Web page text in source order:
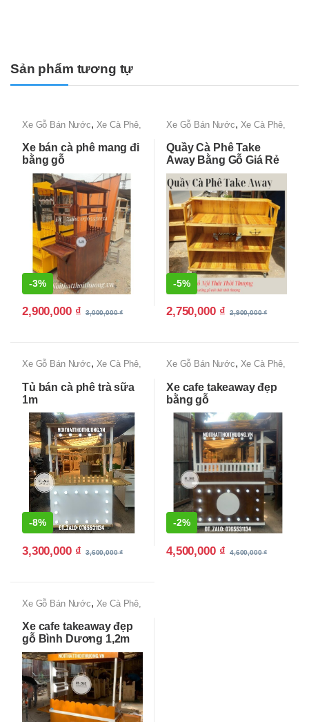
Sản phẩm tương tự
Xe Gỗ Bán Nước, Xe Cà Phê,
Xe bán cà phê mang đi
bằng gỗ
-3%
2,900,000 ₫ 3,000,000₫
Xe Gỗ Bán Nước, Xe Cà Phê,
Quầy Cà Phê Take
Away Bằng Gỗ Giá Rẻ
-5%
2,750,000 ₫ 2,900,000₫
Xe Gỗ Bán Nước, Xe Cà Phê,
Tủ bán cà phê trà sữa
1m
-8%
3,300,000 ₫ 3,600,000₫
Xe Gỗ Bán Nước, Xe Cà Phê,
Xe cafe takeaway đẹp
bằng gỗ
-2%
4,500,000 ₫ 4,600,000₫
Xe Gỗ Bán Nước, Xe Cà Phê,
Xe cafe takeaway đẹp
gỗ Bình Dương 1,2m